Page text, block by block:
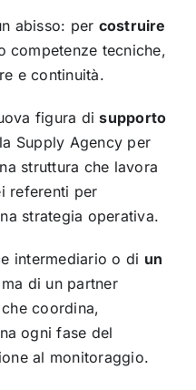
abisso: per costruire
competenze tecniche,
e continuità.
figura disupporto
Supply Agency per
struttura che lavora
referenti per
strategia operativa.
intermediario o di un
di un partner
coordina,
ogni fase del
al monitoraggio.